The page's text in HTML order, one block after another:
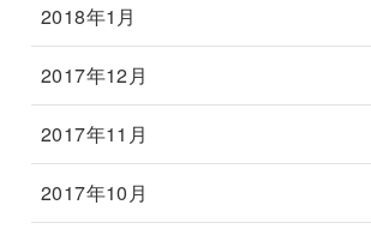
2018年1月
2017年12月
2017年11月
2017年10月